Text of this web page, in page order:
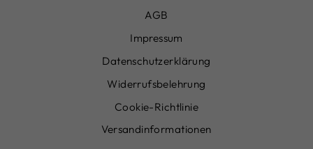
AGB
Impressum
Datenschutzerklärung
Widerrufsbelehrung
Cookie-Richtlinie
Versandinformationen